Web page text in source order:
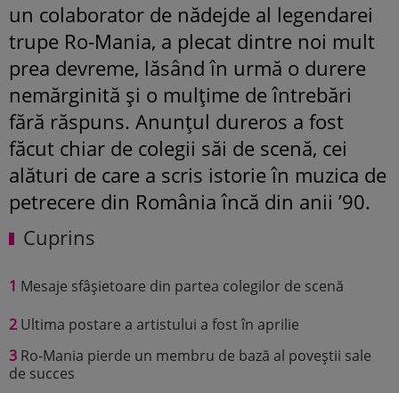
un colaborator de nădejde al legendarei
trupe Ro-Mania, a plecat dintre noi mult
prea devreme, lăsând în urmă o durere
nemărginită și o mulțime de întrebări
fără răspuns. Anunțul dureros a fost
făcut chiar de colegii săi de scenă, cei
alături de care a scris istorie în muzica de
petrecere din România încă din anii ’90.
Cuprins
1 Mesaje sfâșietoare din partea colegilor de scenă
2 Ultima postare a artistului a fost în aprilie
3 Ro-Mania pierde un membru de bază al poveștii sale
de succes